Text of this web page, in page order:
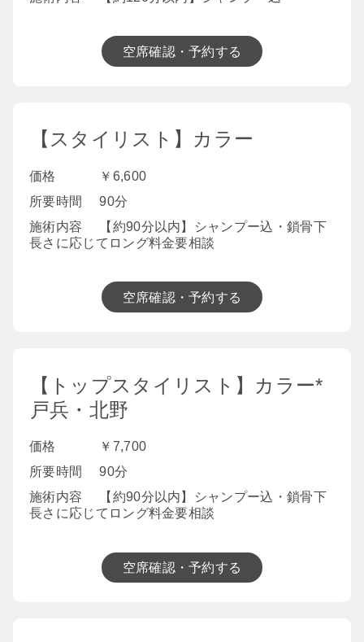
空席確認・予約する
【スタイリスト】カラー
価格
￥6,600
所要時間
90分
施術内容
【約90分以内】シャンプー込・鎖骨下
長さに応じてロング料金要相談
空席確認・予約する
【トップスタイリスト】カラー*
戸兵・北野
価格
￥7,700
所要時間
90分
施術内容
【約90分以内】シャンプー込・鎖骨下
長さに応じてロング料金要相談
空席確認・予約する